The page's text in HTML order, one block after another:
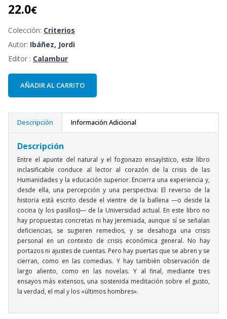
22.0€
Colección: Criterios
Autor: Ibáñez, Jordi
Editor : Calambur
AÑADIR AL CARRITO
Descripción Información Adicional
Descripción
Entre el apunte del natural y el fogonazo ensayístico, este libro
inclasificable conduce al lector al corazón de la crisis de las
Humanidades y la educación superior. Encierra una experiencia y,
desde ella, una percepción y una perspectiva: El reverso de la
historia está escrito desde el vientre de la ballena —o desde la
cocina (y los pasillos)— de la Universidad actual. En este libro no
hay propuestas concretas ni hay jeremiada, aunque sí se señalan
deficiencias, se sugieren remedios, y se desahoga una crisis
personal en un contexto de crisis económica general. No hay
portazos ni ajustes de cuentas. Pero hay puertas que se abren y se
cierran, como en las comedias. Y hay también observación de
largo aliento, como en las novelas. Y al final, mediante tres
ensayos más extensos, una sostenida meditación sobre el gusto,
la verdad, el mal y los «últimos hombres».